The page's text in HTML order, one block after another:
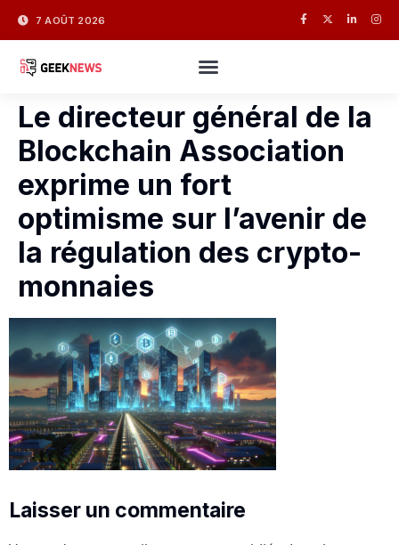
7 AOÛT 2026
Le directeur général de la
Blockchain Association
exprime un fort
optimisme sur l’avenir de
la régulation des crypto-
monnaies
Laisser un commentaire